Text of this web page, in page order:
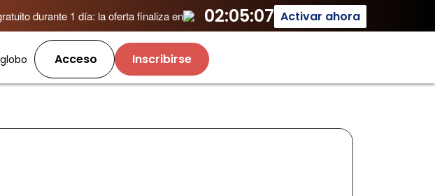
durante 1 día: la oferta finaliza en 02:05:07 Activar ahora
Acceso Inscribirse